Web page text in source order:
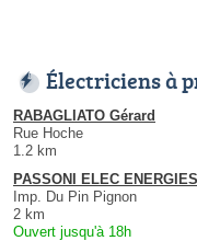
Électriciens à
RABAGLIATO Gérard
Rue Hoche
1.2 km
PASSONI ELEC ENERGIES
Imp. Du Pin Pignon
2 km
Ouvert jusqu'à 18h